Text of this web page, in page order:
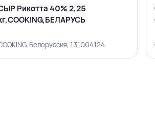
Рикотта 40% 2,25
Белоруссия, 131004124